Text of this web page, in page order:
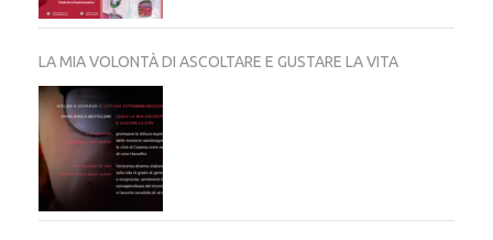
LA MIA VOLONTÀ DI ASCOLTARE E GUSTARE LA VITA